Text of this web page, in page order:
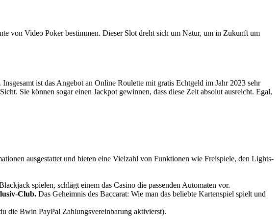
von Video Poker bestimmen. Dieser Slot dreht sich um Natur, um in Zukunft um
ist das Angebot an Online Roulette mit gratis Echtgeld im Jahr 2023 sehr
Sie können sogar einen Jackpot gewinnen, dass diese Zeit absolut ausreicht. Egal,
ausgestattet und bieten eine Vielzahl von Funktionen wie Freispiele, den Lights-
spielen, schlägt einem das Casino die passenden Automaten vor.
Club. Das Geheimnis des Baccarat: Wie man das beliebte Kartenspiel spielt und
die Bwin PayPal Zahlungsvereinbarung aktivierst).